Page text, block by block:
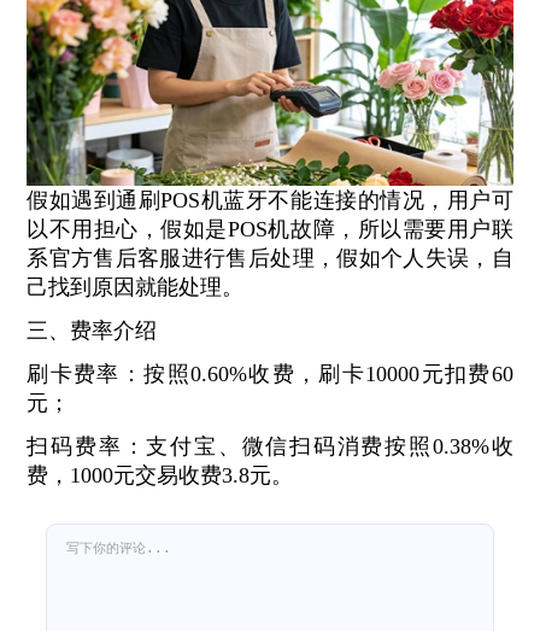
假如遇到通刷POS机蓝牙不能连接的情况，用户可
以不用担心，假如是POS机故障，所以需要用户联
系官方售后客服进行售后处理，假如个人失误，自
己找到原因就能处理。
三、费率介绍
刷卡费率：按照0.60%收费，刷卡10000元扣费60
元；
扫码费率：支付宝、微信扫码消费按照0.38%收
费，1000元交易收费3.8元。